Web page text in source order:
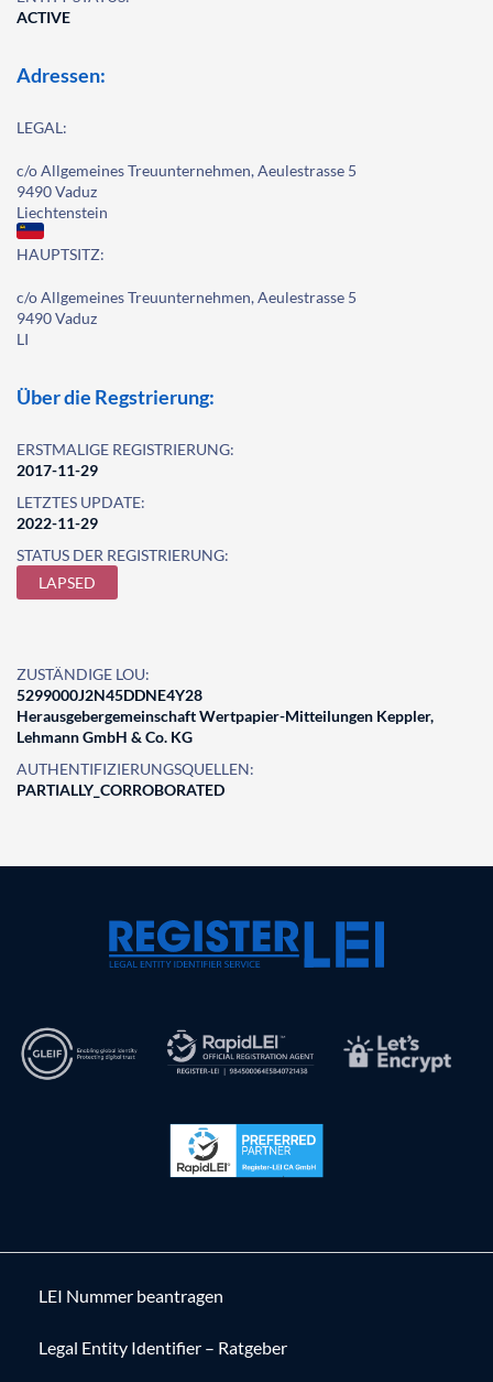
ACTIVE
Adressen:
LEGAL:
c/o Allgemeines Treuunternehmen, Aeulestrasse 5
9490 Vaduz
Liechtenstein
HAUPTSITZ:
c/o Allgemeines Treuunternehmen, Aeulestrasse 5
9490 Vaduz
LI
Über die Regstrierung:
ERSTMALIGE REGISTRIERUNG:
2017-11-29
LETZTES UPDATE:
2022-11-29
STATUS DER REGISTRIERUNG:
LAPSED
ZUSTÄNDIGE LOU:
5299000J2N45DDNE4Y28
Herausgebergemeinschaft Wertpapier-Mitteilungen Keppler,
Lehmann GmbH & Co. KG
AUTHENTIFIZIERUNGSQUELLEN:
PARTIALLY_CORROBORATED
LEI Nummer beantragen
Legal Entity Identifier – Ratgeber